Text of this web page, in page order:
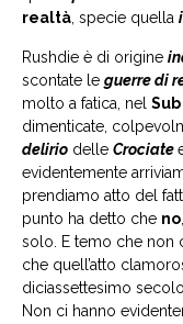
realtà , specie quella
Rushdie è di origine
scontate le guerre di
molto a fatica, nel
dimenticate,
delirio delle Crociate
evidentemente
prendiamo atto del
punto ha detto che no
solo. E temo che non
che quell’atto
diciassettesimo secolo.
Non ci hanno